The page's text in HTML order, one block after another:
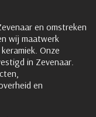
en omstreken
wij maatwerk
Onze
in Zevenaar.
en